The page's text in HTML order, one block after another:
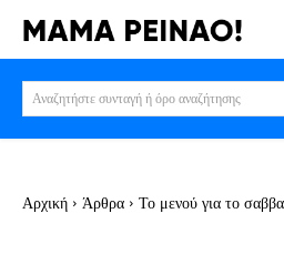
Αναζητήστε συνταγή ή όρο αναζήτησης
Αρχική Άρθρα Το μενού για το